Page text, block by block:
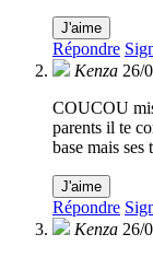
J'aime
Répondre
Kenza 26/
COUCOU
parents il te
base mais ses
J'aime
Répondre
Kenza 26/